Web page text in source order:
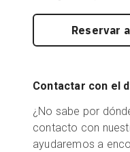
Reservar
Contactar con el
¿No sabe por
contacto con
ayudaremos a